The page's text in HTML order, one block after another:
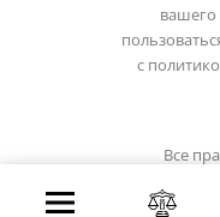
вашего
с
Все